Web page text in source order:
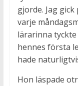
gjorde. Jag
varje
lärarinna
hennes första
hade
Hon läspade